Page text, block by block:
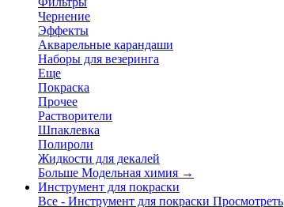
Чернение
Эффекты
Акварельные карандаши
Наборы для везеринга
Еще
Покраска
Прочее
Растворители
Шпаклевка
Полироли
Жидкости для декалей
Больше Модельная химия →
Инструмент для покраски
Все - Инструмент для покраски Просмотреть